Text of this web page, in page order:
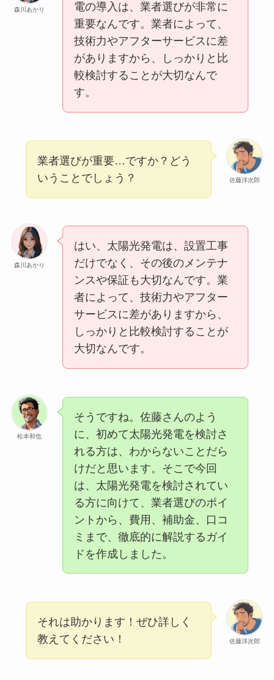
森川あかり
電の導入は、業者選びが非常に
重要なんです。業者によって、
技術力やアフターサービスに差
がありますから、しっかりと比
較検討することが大切なんで
す。
佐藤洋次郎
業者選びが重要…ですか？どう
いうことでしょう？
森川あかり
はい、太陽光発電は、設置工事
だけでなく、その後のメンテナ
ンスや保証も大切なんです。業
者によって、技術力やアフター
サービスに差がありますから、
しっかりと比較検討することが
大切なんです。
松本和也
そうですね。佐藤さんのよう
に、初めて太陽光発電を検討さ
れる方は、わからないことだら
けだと思います。そこで今回
は、太陽光発電を検討されてい
る方に向けて、業者選びのポイ
ントから、費用、補助金、口コ
ミまで、徹底的に解説するガイ
ドを作成しました。
佐藤洋次郎
それは助かります！ぜひ詳しく
教えてください！